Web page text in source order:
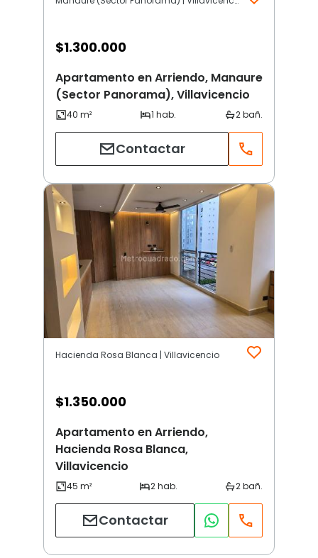
$1.300.000
Apartamento en Arriendo, Manaure
(Sector Panorama), Villavicencio
Contactar
Hacienda Rosa Blanca | Villavicencio
$1.350.000
Apartamento en Arriendo,
Hacienda Rosa Blanca,
Villavicencio
Contactar